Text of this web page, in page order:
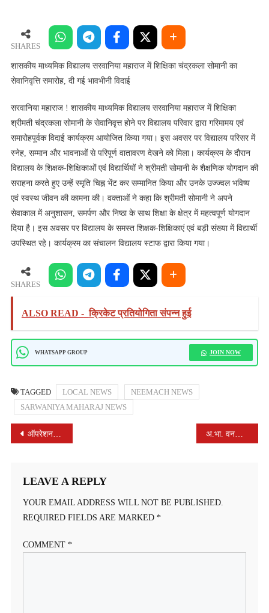
महाराज
चंद्रकला
का
सेवानिवृत्ति
समारोह,
दी
गई
भावभीनी
विदाई
SHARES
शासकीय माध्यमिक विद्यालय सरवानिया महाराज में शिक्षिका चंद्रकला सोमानी का
सेवानिवृत्ति समारोह, दी गई भावभीनी विदाई
सरवानिया महाराज ! शासकीय माध्यमिक विद्यालय सरवानिया महाराज में शिक्षिका
श्रीमती चंद्रकला सोमानी के सेवानिवृत्त होने पर विद्यालय परिवार द्वारा गरिमामय एवं
समारोहपूर्वक विदाई कार्यक्रम आयोजित किया गया। इस अवसर पर विद्यालय परिसर में
स्नेह, सम्मान और भावनाओं से परिपूर्ण वातावरण देखने को मिला। कार्यक्रम के दौरान
विद्यालय के शिक्षक-शिक्षिकाओं एवं विद्यार्थियों ने श्रीमती सोमानी के शैक्षणिक योगदान की
सराहना करते हुए उन्हें स्मृति चिह्न भेंट कर सम्मानित किया और उनके उज्ज्वल भविष्य
एवं स्वस्थ जीवन की कामना की। वक्ताओं ने कहा कि श्रीमती सोमानी ने अपने
सेवाकाल में अनुशासन, समर्पण और निष्ठा के साथ शिक्षा के क्षेत्र में महत्वपूर्ण योगदान
दिया है। इस अवसर पर विद्यालय के समस्त शिक्षक-शिक्षिकाएं एवं बड़ी संख्या में विद्यार्थी
उपस्थित रहे। कार्यक्रम का संचालन विद्यालय स्टाफ द्वारा किया गया।
SHARES
ALSO READ - क्रिकेट प्रतियोगिता संपन्न हुई
WHATSAPP GROUP JOIN NOW
TAGGED LOCAL NEWS
NEEMACH NEWS
SARWANIYA MAHARAJ NEWS
POST
ऑपरेशन चक्रव्यूह के तहत बड़ी कार्रवाई
LEAVE A REPLY
YOUR EMAIL ADDRESS WILL NOT BE PUBLISHED.
REQUIRED FIELDS ARE MARKED *
COMMENT *